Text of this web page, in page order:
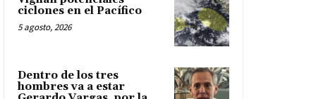
ciclones en el Pacífico
5 agosto, 2026
Dentro de los tres
hombres va a estar